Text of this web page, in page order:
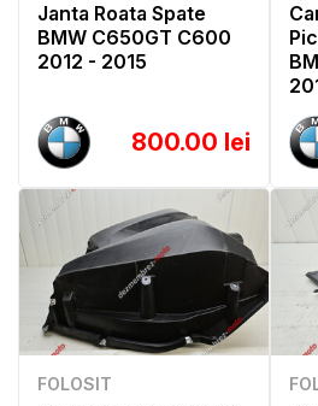
Janta Roata Spate
BMW C650GT C600
2012 - 2015
800.00 lei
FOLOSIT